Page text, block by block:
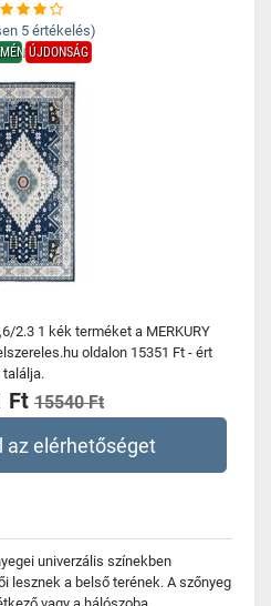
5 értékelés)
ÚJDONSÁG
2.3 1 kék terméket a MERKURY
oldalon 15351 Ft - ért
találja.
Ft 15540 Ft
az elérhetőséget
univerzális színekben
lesznek a belső terének. A szőnyeg